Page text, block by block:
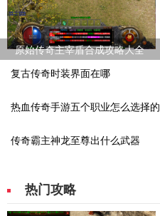
原始传奇主宰盾合成攻略大全
复古传奇时装界面在哪
热血传奇手游五个职业怎么选择的
传奇霸主神龙至尊出什么武器
热门攻略